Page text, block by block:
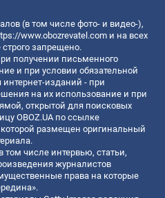
(в том числе фото- и видео-),
www.obozrevatel.com и на всех
запрещено.
получении письменного
и при условии обязательной
интернет-изданий - при
на их использование и при
открытой для поисковых
OBOZ.UA по ссылке
которой размещен оригинальный
том числе интервью, статьи,
журналистов
права на которые